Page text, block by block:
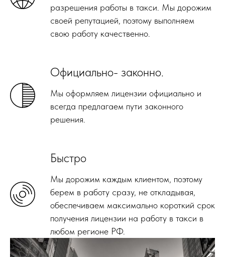
разрешения работы в такси. Мы дорожим
своей репутацией, поэтому выполняем
свою работу качественно.
Официально- законно.
Мы оформляем лицензии официально и
всегда предлагаем пути законного
решения.
Быстро
Мы дорожим каждым клиентом, поэтому
берем в работу сразу, не откладывая,
обеспечиваем максимально короткий срок
получения лицензии на работу в такси в
любом регионе РФ.